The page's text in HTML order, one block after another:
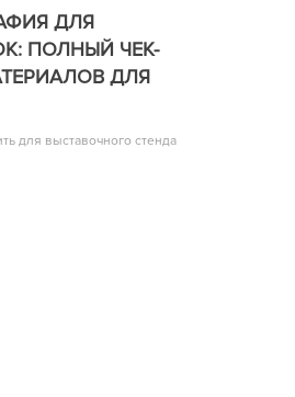
ДЛЯ
ПОЛНЫЙ ЧЕК-
ДЛЯ
для выставочного стенда